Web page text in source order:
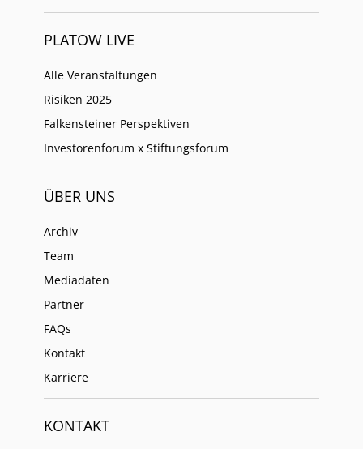
PLATOW LIVE
Alle Veranstaltungen
Risiken 2025
Falkensteiner Perspektiven
Investorenforum x Stiftungsforum
ÜBER UNS
Archiv
Team
Mediadaten
Partner
FAQs
Kontakt
Karriere
KONTAKT